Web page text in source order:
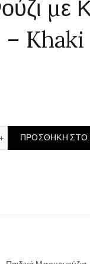
με
Khaki
ΠΡΟΣΘΉΚΗ ΣΤΟ